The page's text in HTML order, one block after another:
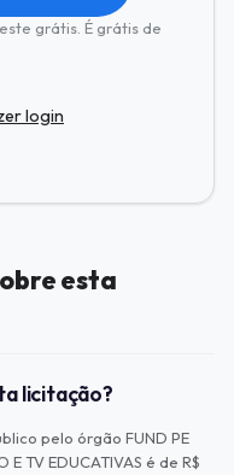
grátis. É grátis de
login
esta
licitação?
pelo órgão FUND PE
E TV EDUCATIVAS é de R$